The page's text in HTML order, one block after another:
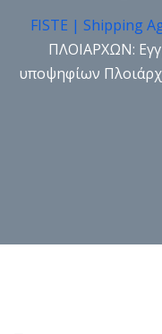
FISTE | Shipping
ΠΛΟΙΑΡΧΩΝ:
υποψηφίων